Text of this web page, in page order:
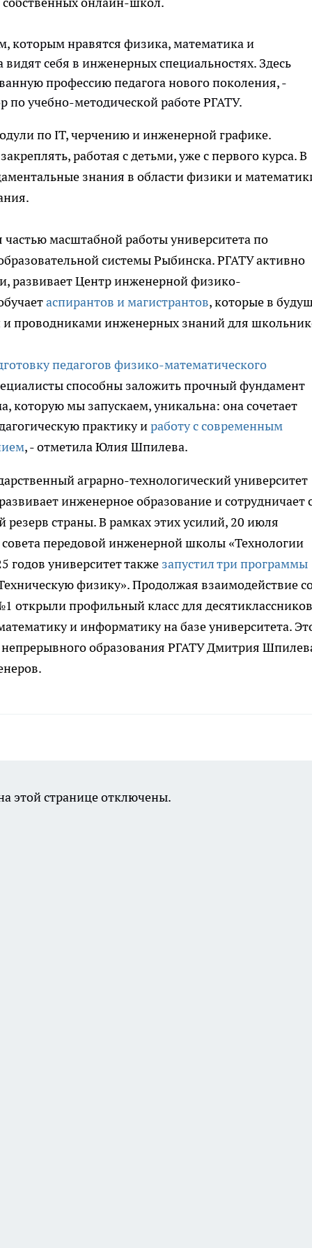
которым нравятся физика, математика и
себя в инженерных специальностях. Здесь
профессию педагога нового поколения, -
учебно-методической работе РГАТУ.
по IT, черчению и инженерной графике.
работая с детьми, уже с первого курса. В
знания в области физики и
масштабной работы университета по
системы Рыбинска. РГАТУ активно
развивает Центр инженерной физико-
аспирантов и магистрантов, которые в
и проводниками инженерных знаний для
педагогов физико-математического
способны заложить прочный фундамент
которую мы запускаем, уникальна: она сочетает
практику иработу с современным
, - отметила Юлия Шпилева.
аграрно-технологический университет
инженерное образование и сотрудничает
страны. В рамках этих усилий, 20 июля
совета передовой инженерной школы «Технологии
годов университет также запустил три программы
физику». Продолжая взаимодействие
профильный класс для
и информатику на базе университета.
непрерывного образования РГАТУ Дмитрия
этой странице отключены.